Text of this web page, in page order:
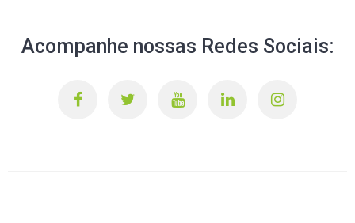
Acompanhe nossas Redes Sociais: